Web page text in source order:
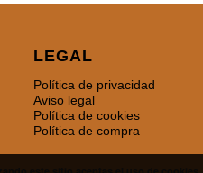
LEGAL
Política de privacidad
Aviso legal
Política de cookies
Política de compra